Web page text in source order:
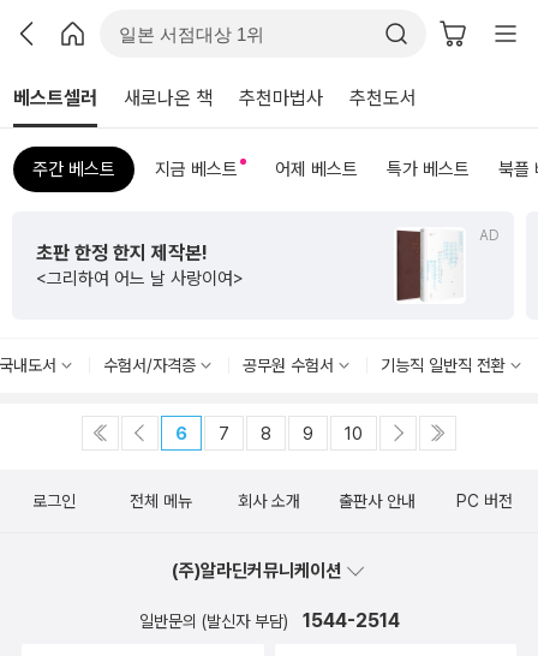
베스트셀러 새로나온 책 추천마법사 추천도서
주간 베스트 지금 베스트 어제 베스트 특가 베스트 북플
AD
초판 한정 한지 제작본!
<그리하여 어느 날 사랑이여>
국내도서 수험서/자격증 공무원 수험서 기능직 일반직 전환
6 7 8 9 10
로그인 전체 메뉴 회사 소개 출판사 안내 PC 버전
(주)알라딘커뮤니케이션
일반문의 (발신자 부담) 1544-2514